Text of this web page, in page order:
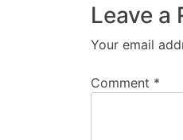
Leave a
Your email
Comment *